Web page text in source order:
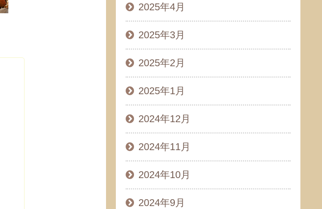
2025年4月
2025年3月
2025年2月
2025年1月
2024年12月
2024年11月
2024年10月
2024年9月